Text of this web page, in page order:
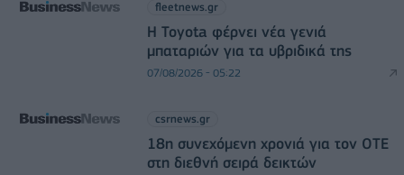
fleetnews.gr
Η Toyota φέρνει νέα γενιά
μπαταριών για τα υβριδικά της
07/08/2026 - 05:22
csrnews.gr
18η συνεχόμενη χρονιά για τον ΟΤΕ
στη διεθνή σειρά δεικτών